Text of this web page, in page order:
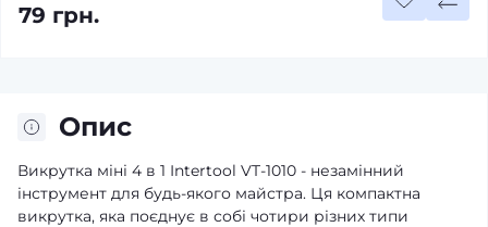
79 грн.
Опис
Викрутка міні 4 в 1 Intertool VT-1010 - незамінний
інструмент для будь-якого майстра. Ця компактна
викрутка, яка поєднує в собі чотири різних типи